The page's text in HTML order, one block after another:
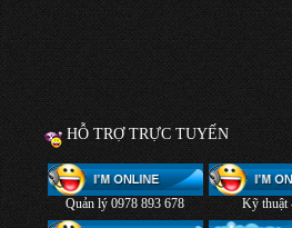
HỖ TRỢ TRỰC TUYẾN
Quản lý 0978 893 678 Kỹ